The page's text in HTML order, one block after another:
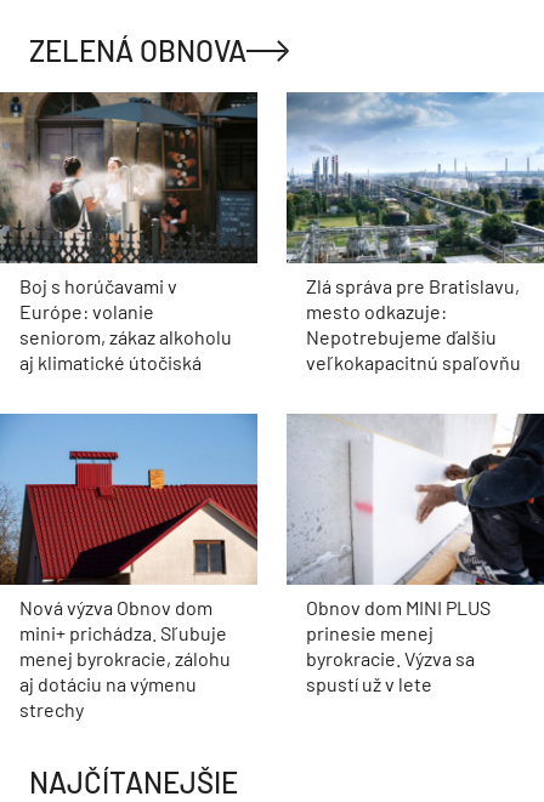
ZELENÁ OBNOVA
Boj s horúčavami v
Európe: volanie
seniorom, zákaz alkoholu
aj klimatické útočiská
Zlá správa pre Bratislavu,
mesto odkazuje:
Nepotrebujeme ďalšiu
veľkokapacitnú spaľovňu
Nová výzva Obnov dom
mini+ prichádza. Sľubuje
menej byrokracie, zálohu
aj dotáciu na výmenu
strechy
Obnov dom MINI PLUS
prinesie menej
byrokracie. Výzva sa
spustí už v lete
NAJČÍTANEJŠIE